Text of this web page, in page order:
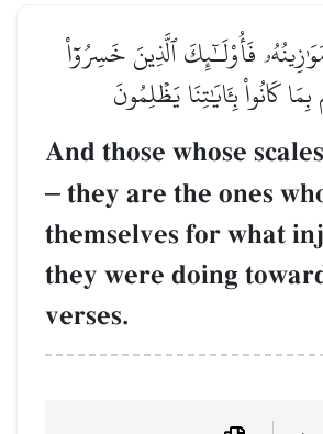
فَأُوْلَـٰٓئِكَ ٱلَّذِينَ خَسِرُوٓاْ
كَانُواْ بِـَٔايَٰتِنَا يَظۡلِمُونَ
And those whose
– they are the ones
themselves for what
they were doing
verses.